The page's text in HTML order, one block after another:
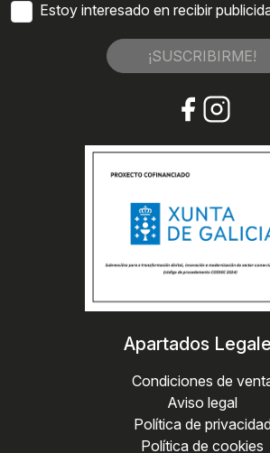
Estoy interesado en recibir
¡SUSCRIBIRME!
Apartados
Condiciones de
Aviso legal
Política de
Política de cookies